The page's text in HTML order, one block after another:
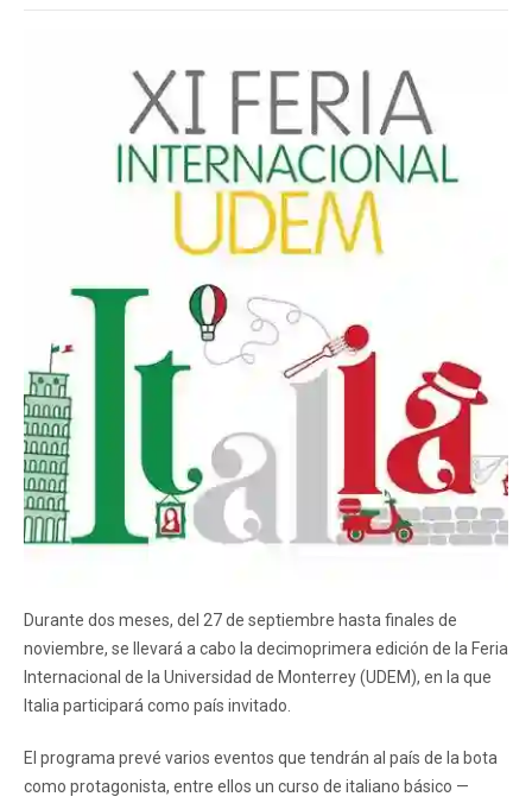
Durante dos meses, del 27 de septiembre hasta finales de
noviembre, se llevará a cabo la decimoprimera edición de la Feria
Internacional de la Universidad de Monterrey (UDEM), en la que
Italia participará como país invitado.
El programa prevé varios eventos que tendrán al país de la bota
como protagonista, entre ellos un curso de italiano básico —